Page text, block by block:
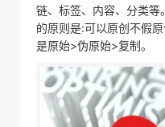
链、标签、内容、分类
的原则是:可以原创不假
是原始>伪原始>复制。